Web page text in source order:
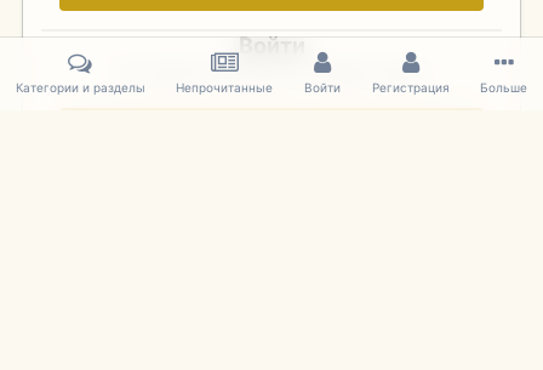
Войти
Уже зарегистрированы? Войдите здесь.
Категории и разделы Непрочитанные Войти Регистрация Больше